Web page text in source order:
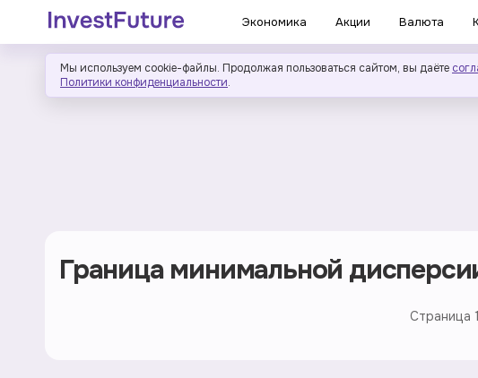
Экономика Акции Валюта
Мы используем cookie-файлы. Продолжая пользоваться сайтом, вы даёте
Политики конфиденциальности.
Граница минимальной
Страница 1